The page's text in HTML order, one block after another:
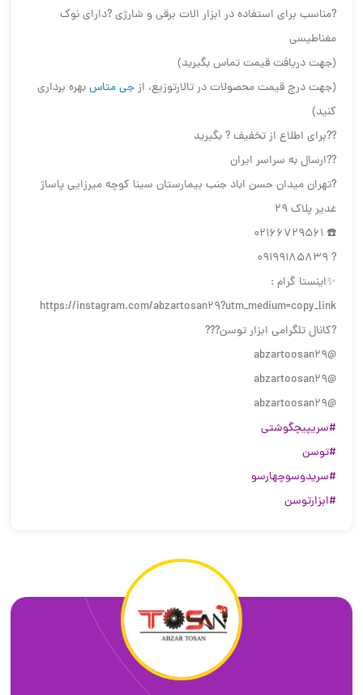
?مناسب برای استفاده در ابزار الات برقی و شارژی ?دارای نوک
مغناطیسی
(جهت دریافت قیمت تماس بگیرید)
(جهت درج قیمت محصولات در تالارتوزیع، ازجی متاسبهره برداری
کنید)
??برای اطلاع از تخفیف ? بگیرید
??ارسال به سراسر ایران
?تهران میدان حسن اباد جنب بیمارستان سینا کوچه میرزایی پاساژ
غدیر پلاک 29
☎️ 02166729561
? 09199185839
✨اینستا گرام :
https://instagram.com/abzartosan29?utm_medium=copy_link
?كانال تلگرامي ابزار توسن???
@abzartoosan29
@abzartoosan29
@abzartoosan29
#سریپیچگوشتی
#توسن
#سریدوسوچهارسو
#ابزارتوسن